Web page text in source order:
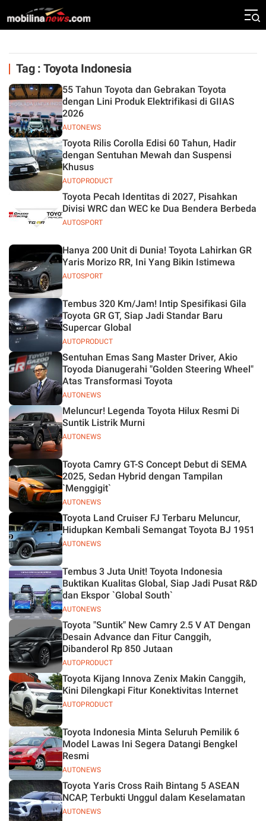
Tag : Toyota Indonesia
AUTONEWS
55 Tahun Toyota dan Gebrakan Toyota
dengan Lini Produk Elektrifikasi di GIIAS
2026
AUTOPRODUCT
Toyota Rilis Corolla Edisi 60 Tahun, Hadir
dengan Sentuhan Mewah dan Suspensi
Khusus
AUTOSPORT
Toyota Pecah Identitas di 2027, Pisahkan
Divisi WRC dan WEC ke Dua Bendera Berbeda
AUTOSPORT
Hanya 200 Unit di Dunia! Toyota Lahirkan GR
Yaris Morizo RR, Ini Yang Bikin Istimewa
AUTOPRODUCT
Tembus 320 Km/Jam! Intip Spesifikasi Gila
Toyota GR GT, Siap Jadi Standar Baru
Supercar Global
AUTONEWS
Sentuhan Emas Sang Master Driver, Akio
Toyoda Dianugerahi "Golden Steering Wheel"
Atas Transformasi Toyota
AUTONEWS
Meluncur! Legenda Toyota Hilux Resmi Di
Suntik Listrik Murni
AUTONEWS
Toyota Camry GT-S Concept Debut di SEMA
2025, Sedan Hybrid dengan Tampilan
`Menggigit`
AUTONEWS
Toyota Land Cruiser FJ Terbaru Meluncur,
Hidupkan Kembali Semangat Toyota BJ 1951
AUTONEWS
Tembus 3 Juta Unit! Toyota Indonesia
Buktikan Kualitas Global, Siap Jadi Pusat R&D
dan Ekspor `Global South`
AUTOPRODUCT
Toyota "Suntik" New Camry 2.5 V AT Dengan
Desain Advance dan Fitur Canggih,
Dibanderol Rp 850 Jutaan
AUTOPRODUCT
Toyota Kijang Innova Zenix Makin Canggih,
Kini Dilengkapi Fitur Konektivitas Internet
AUTONEWS
Toyota Indonesia Minta Seluruh Pemilik 6
Model Lawas Ini Segera Datangi Bengkel
Resmi
AUTONEWS
Toyota Yaris Cross Raih Bintang 5 ASEAN
NCAP, Terbukti Unggul dalam Keselamatan